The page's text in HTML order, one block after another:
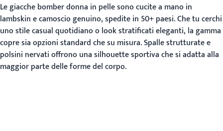
Le giacche bomber donna in pelle sono cucite a mano in
lambskin e camoscio genuino, spedite in 50+ paesi. Che tu cerchi
uno stile casual quotidiano o look stratificati eleganti, la gamma
copre sia opzioni standard che su misura. Spalle strutturate e
polsini nervati offrono una silhouette sportiva che si adatta alla
maggior parte delle forme del corpo.